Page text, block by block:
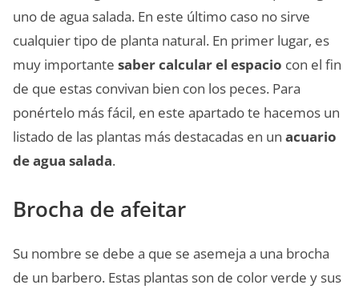
uno de agua salada. En este último caso no sirve
cualquier tipo de planta natural. En primer lugar, es
muy importante saber calcular el espacio con el fin
de que estas convivan bien con los peces. Para
ponértelo más fácil, en este apartado te hacemos un
listado de las plantas más destacadas en un acuario
de agua salada.
Brocha de afeitar
Su nombre se debe a que se asemeja a una brocha
de un barbero. Estas plantas son de color verde y sus